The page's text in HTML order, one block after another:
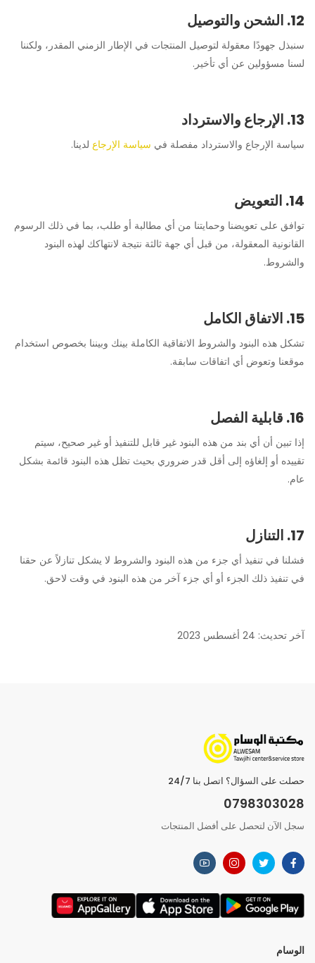
12. الشحن والتوصيل
سنبذل جهودًا معقولة لتوصيل المنتجات في الإطار الزمني المقدر، ولكننا
لسنا مسؤولين عن أي تأخير.
13. الإرجاع والاسترداد
سياسة الإرجاع والاسترداد مفصلة في سياسة الإرجاع لدينا.
14. التعويض
توافق على تعويضنا وحمايتنا من أي مطالبة أو طلب، بما في ذلك الرسوم
القانونية المعقولة، من قبل أي جهة ثالثة نتيجة لانتهاكك لهذه البنود
والشروط.
15. الاتفاق الكامل
تشكل هذه البنود والشروط الاتفاقية الكاملة بينك وبيننا بخصوص استخدام
موقعنا وتعوض أي اتفاقات سابقة.
16. قابلية الفصل
إذا تبين أن أي بند من هذه البنود غير قابل للتنفيذ أو غير صحيح، سيتم
تقييده أو إلغاؤه إلى أقل قدر ضروري بحيث تظل هذه البنود قائمة بشكل
عام.
17. التنازل
فشلنا في تنفيذ أي جزء من هذه البنود والشروط لا يشكل تنازلاً عن حقنا
في تنفيذ ذلك الجزء أو أي جزء آخر من هذه البنود في وقت لاحق.
آخر تحديث: 24 أغسطس 2023
حصلت على السؤال؟ اتصل بنا 24/7
0798303028
سجل الآن لتحصل على أفضل المنتجات
الوسام